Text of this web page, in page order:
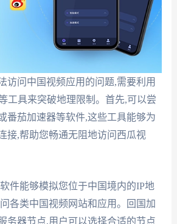
访问中国视频应用的问题,需要利用
工具来突破地理限制。首先,可以尝
番茄加速器等软件,这些工具能够为
接,帮助您畅通无阻地访问西瓜视
件能够模拟您位于中国境内的IP地
各类中国视频网站和应用。回国加
务器节点,用户可以选择合适的节点